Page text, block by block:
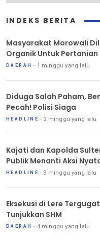
INDEKS BERITA
Masyarakat Morowali
Organik Untuk Pertanian
DAERAH 1 minggu yang lalu
Diduga Salah Paham,
Pecah! Polisi Siaga
HEADLINE 2 minggu yang lalu
Kajati dan Kapolda
Publik Menanti Aksi
HEADLINE 3 minggu yang lalu
Eksekusi di Lere
Tunjukkan SHM
DAERAH 4 minggu yang lalu